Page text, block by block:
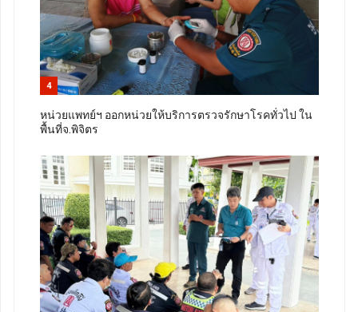
4
หน่วยแพทย์ฯ ออกหน่วยให้บริการตรวจรักษาโรคทั่วไป ใน
พื้นที่จ.พิจิตร